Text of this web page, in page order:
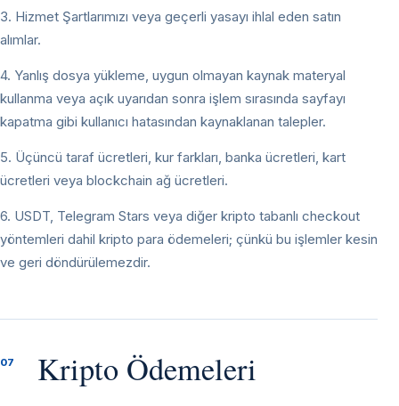
3. Hizmet Şartlarımızı veya geçerli yasayı ihlal eden satın
alımlar.
4. Yanlış dosya yükleme, uygun olmayan kaynak materyal
kullanma veya açık uyarıdan sonra işlem sırasında sayfayı
kapatma gibi kullanıcı hatasından kaynaklanan talepler.
5. Üçüncü taraf ücretleri, kur farkları, banka ücretleri, kart
ücretleri veya blockchain ağ ücretleri.
6. USDT, Telegram Stars veya diğer kripto tabanlı checkout
yöntemleri dahil kripto para ödemeleri; çünkü bu işlemler kesin
ve geri döndürülemezdir.
07 Kripto Ödemeleri